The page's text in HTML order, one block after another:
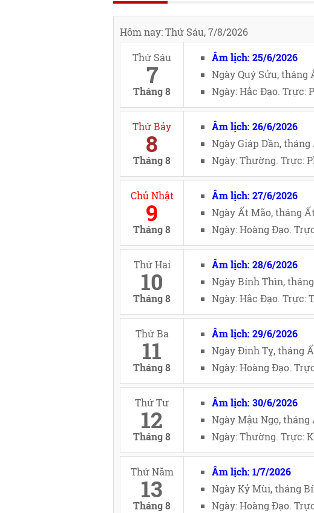
Hôm nay: Thứ Sáu, 7/8/2026
Thứ Sáu
7
Tháng 8
Âm lịch: 25/6/2026
Ngày Quý Sửu, tháng
Ngày: Hắc Đạo. Trực:
Thứ Bảy
8
Tháng 8
Âm lịch: 26/6/2026
Ngày Giáp Dần,
Ngày: Thường. Trực:
Chủ Nhật
9
Tháng 8
Âm lịch: 27/6/2026
Ngày Ất Mão, tháng
Ngày: Hoàng Đạo.
Thứ Hai
10
Tháng 8
Âm lịch: 28/6/2026
Ngày Bính Thìn,
Ngày: Hắc Đạo. Trực:
Thứ Ba
11
Tháng 8
Âm lịch: 29/6/2026
Ngày Đinh Tỵ, tháng
Ngày: Hoàng Đạo.
Thứ Tư
12
Tháng 8
Âm lịch: 30/6/2026
Ngày Mậu Ngọ,
Ngày: Thường. Trực:
Thứ Năm
13
Tháng 8
Âm lịch: 1/7/2026
Ngày Kỷ Mùi, tháng
Ngày: Hoàng Đạo.